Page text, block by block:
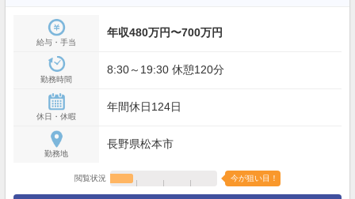
給与・手当
年収480万円〜700万円
勤務時間
8:30～19:30 休憩120分
休日・休暇
年間休日124日
勤務地
長野県松本市
閲覧状況 今が狙い目！